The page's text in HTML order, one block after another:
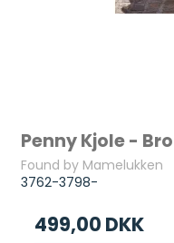
Penny Kjole -
Found by Mamelukken
3762-3798-
499,00 DKK